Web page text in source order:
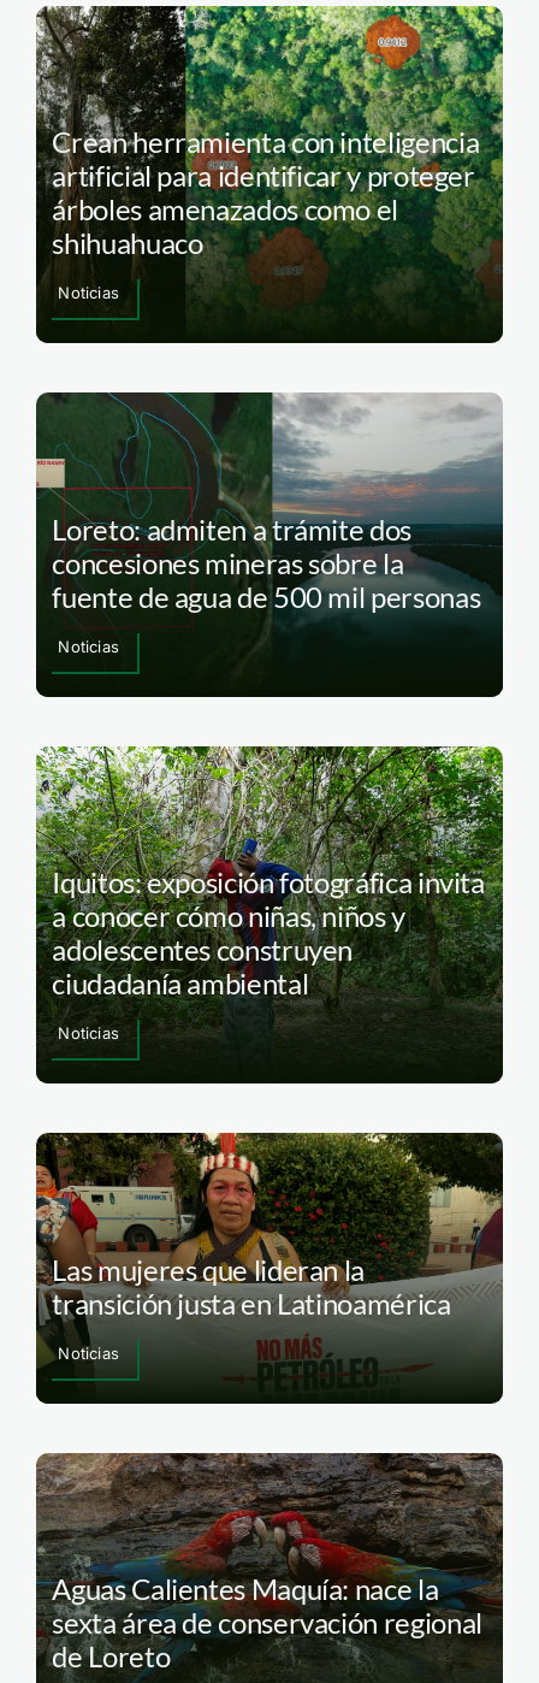
Crean herramienta con inteligencia
artificial para identificar y proteger
árboles amenazados como el
shihuahuaco
Noticias
Loreto: admiten a trámite dos
concesiones mineras sobre la
fuente de agua de 500 mil personas
Noticias
Iquitos: exposición fotográfica invita
a conocer cómo niñas, niños y
adolescentes construyen
ciudadanía ambiental
Noticias
Las mujeres que lideran la
transición justa en Latinoamérica
Noticias
Aguas Calientes Maquía: nace la
sexta área de conservación regional
de Loreto